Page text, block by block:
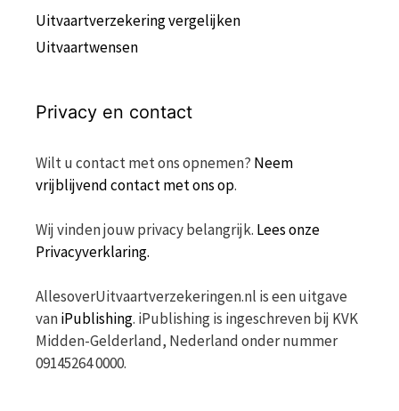
Uitvaartverzekering vergelijken
Uitvaartwensen
Privacy en contact
Wilt u contact met ons opnemen? Neem
vrijblijvend contact met ons op.
Wij vinden jouw privacy belangrijk. Lees onze
Privacyverklaring.
AllesoverUitvaartverzekeringen.nl is een uitgave
vaniPublishing. iPublishing is ingeschreven bij KVK
Midden-Gelderland, Nederland onder nummer
09145264 0000.